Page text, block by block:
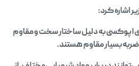
اشاره کرد:
به دلیل ساختار سخت و مقاوم
بسیار مقاوم هستند.